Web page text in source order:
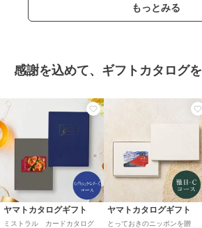
もっとみる
感謝を込めて、ギフトカタログを
ヤマトカタログギフト
ミストラル カードカタログ
ヤマトカタログギフト
とっておきのニッポンを贈